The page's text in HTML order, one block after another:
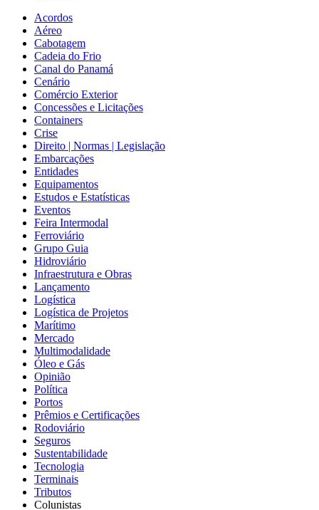
Acordos
Aéreo
Cabotagem
Cadeia do Frio
Canal do Panamá
Cenário
Comércio Exterior
Concessões e Licitações
Containers
Crise
Direito | Normas | Legislação
Embarcações
Entidades
Equipamentos
Estudos e Estatísticas
Eventos
Feira Intermodal
Ferroviário
Grupo Guia
Hidroviário
Infraestrutura e Obras
Lançamento
Logística
Logística de Projetos
Marítimo
Mercado
Multimodalidade
Óleo e Gás
Opinião
Política
Portos
Prêmios e Certificações
Rodoviário
Seguros
Sustentabilidade
Tecnologia
Terminais
Tributos
Colunistas